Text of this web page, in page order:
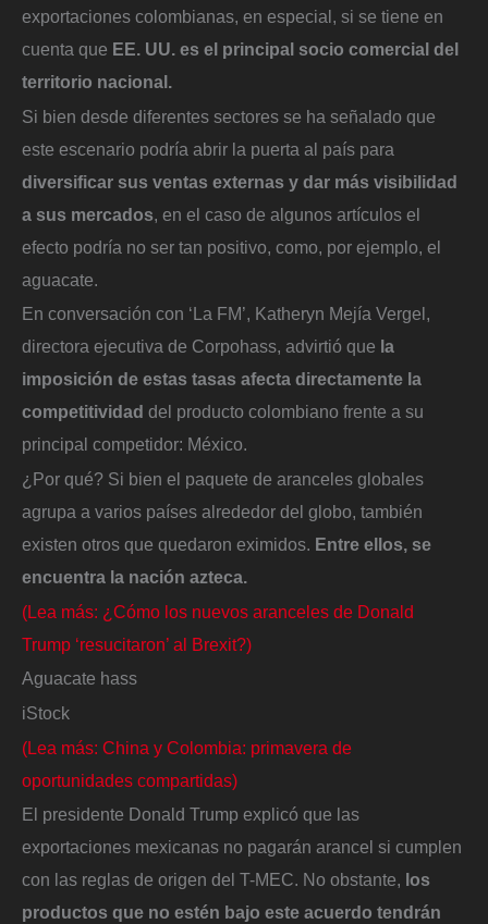
exportaciones colombianas, en especial, si se tiene en
cuenta que EE. UU. es el principal socio comercial del
territorio nacional.
Si bien desde diferentes sectores se ha señalado que
este escenario podría abrir la puerta al país para
diversificar sus ventas externas y dar más visibilidad
a sus mercados, en el caso de algunos artículos el
efecto podría no ser tan positivo, como, por ejemplo, el
aguacate.
En conversación con ‘La FM’, Katheryn Mejía Vergel,
directora ejecutiva de Corpohass, advirtió que la
imposición de estas tasas afecta directamente la
competitividad del producto colombiano frente a su
principal competidor: México.
¿Por qué? Si bien el paquete de aranceles globales
agrupa a varios países alrededor del globo, también
existen otros que quedaron eximidos. Entre ellos, se
encuentra la nación azteca.
(Lea más: ¿Cómo los nuevos aranceles de Donald
Trump ‘resucitaron’ al Brexit?)
Aguacate hass
iStock
(Lea más: China y Colombia: primavera de
oportunidades compartidas)
El presidente Donald Trump explicó que las
exportaciones mexicanas no pagarán arancel si cumplen
con las reglas de origen del T-MEC. No obstante, los
productos que no estén bajo este acuerdo tendrán